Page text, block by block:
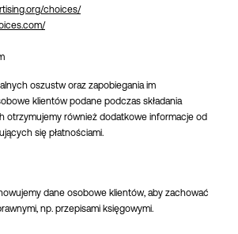
choices/
oszustw oraz zapobiegania im
klientów podane podczas składania
otrzymujemy również dodatkowe informacje od
się płatnościami.
dane osobowe klientów, aby zachować
np. przepisami księgowymi.